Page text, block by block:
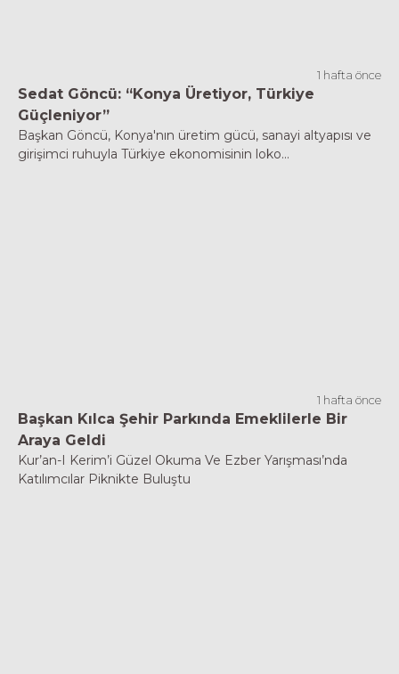
1 hafta önce
Sedat Göncü: “Konya Üretiyor, Türkiye
Güçleniyor”
Başkan Göncü, Konya'nın üretim gücü, sanayi altyapısı ve
girişimci ruhuyla Türkiye ekonomisinin loko...
1 hafta önce
Başkan Kılca Şehir Parkında Emeklilerle Bir
Araya Geldi
Kur’an-I Kerim’i Güzel Okuma Ve Ezber Yarışması’nda
Katılımcılar Piknikte Buluştu